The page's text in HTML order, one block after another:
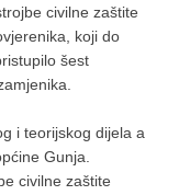
civilne zaštite
koji do
šest
i teorijskog dijela a
Gunja.
civilne zaštite